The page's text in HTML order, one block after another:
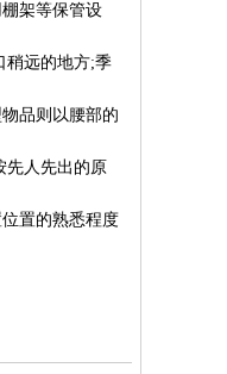
架等保管设
远的地方;季
品则以腰部的
人先出的原
置的熟悉程度